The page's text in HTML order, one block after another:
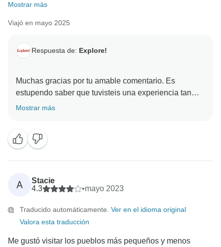
Mostrar más
Viajó en mayo 2025
Respuesta de: Explore!
Muchas gracias por tu amable comentario. Es
estupendo saber que tuvisteis una experiencia tan
gratificante explorando tanto el sur como el norte de la
vuestro viaje fuera especial, con sus profundos
conocimientos y su esmerada atención a cada
miembro del grupo.
Mostrar más
A
Stacie
4.3
•mayo 2023
Traducido automáticamente. Ver en el idioma original
Valora esta traducción
Me gustó visitar los pueblos más pequeños y menos